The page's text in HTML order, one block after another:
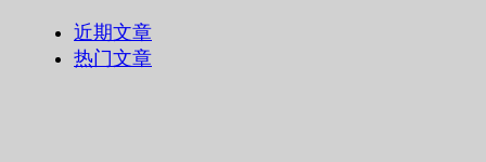
近期文章
热门文章